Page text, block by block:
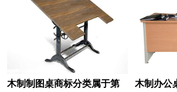
床上用品商标注册
厨具商标注册 电子产品商标注
灯商标注册 店商标注册
电动工具商标注册 电池商标注
木制制图桌商标分类属于第
木制办公